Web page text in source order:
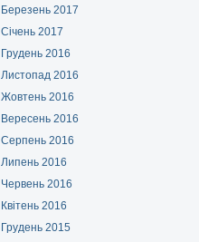
Березень 2017
Січень 2017
Грудень 2016
Листопад 2016
Жовтень 2016
Вересень 2016
Серпень 2016
Липень 2016
Червень 2016
Квітень 2016
Грудень 2015